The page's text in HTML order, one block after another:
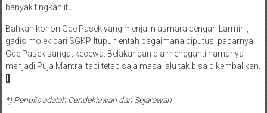
banyak tingkah itu.
Bahkan konon Gde Pasek yang menjalin asmara dengan Larmini,
gadis molek dari SGKP. Itupun entah bagaimana diputusi pacarnya.
Gde Pasek sangat kecewa. Belakangan dia mengganti namanya
menjadi Puja Mantra, tapi tetap saja masa lalu tak bisa dikembalikan.
[]
*) Penulis adalah Cendekiawan dan Sejarawan